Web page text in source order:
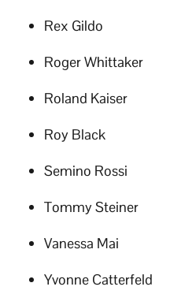
Rex Gildo
Roger Whittaker
Roland Kaiser
Roy Black
Semino Rossi
Tommy Steiner
Vanessa Mai
Yvonne Catterfeld